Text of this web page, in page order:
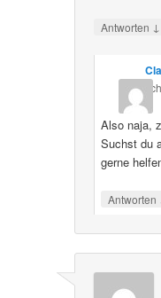
Antworten ↓
Also naja,
Suchst du
gerne
Antworten